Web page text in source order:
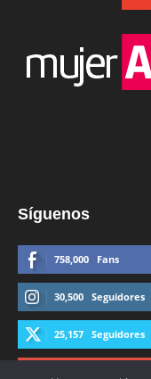
Síguenos
758,000 Fans
30,500 Seguidores
25,157 Seguidores